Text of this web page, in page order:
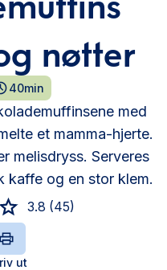
nøtter
40min
med
et mamma-hjerte.
melisdryss. Serveres
kaffe og en stor klem.
3.8 (45)
ut